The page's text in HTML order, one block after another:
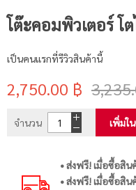
โต๊ะคอมพิวเตอร์ โ
เป็นคนแรกที่รีวิวสินค้านี้
2,750.00 ฿
จำนวน เพิ่มใ
• ส่งฟรี! เมื่อซื้อสิ
• ส่งฟรี! เมื่อซื้อสิ